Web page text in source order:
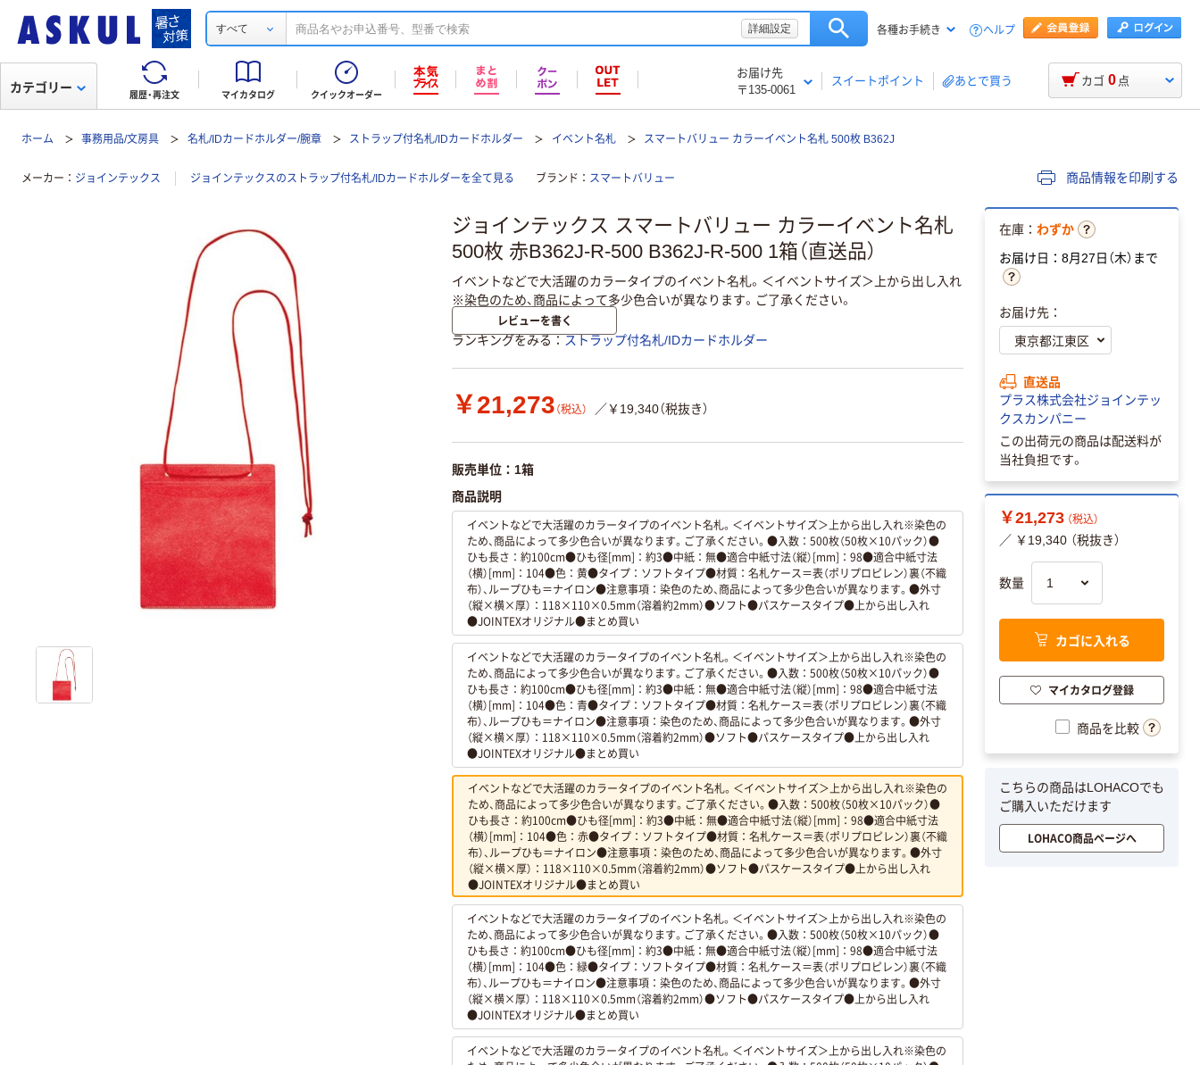
すべて 詳細設定 各種お手続き ヘルプ
履歴・再注文 マイカタログ クイックオーダー
お届け先
〒135-0061
スイートポイント あとで買う
カテゴリー カゴ 0 点
ホーム 事務用品/文房具 名札/IDカードホルダー/腕章 ストラップ付名札/IDカードホルダー イベント名札 スマートバリュー カラーイベント名札 500枚 B362J
メーカー ジョインテックス ジョインテックスのストラップ付名札/IDカードホルダーを全て見る ブランド スマートバリュー 商品情報を印刷する
ジョインテックス スマートバリュー カラーイベント名札
500枚 赤B362J-R-500 B362J-R-500 1箱（直送品）
イベントなどで大活躍のカラータイプのイベント名札。＜イベントサイズ＞上から出し入れ
※染色のため、商品によって多少色合いが異なります。ご了承ください。
レビューを書く
ランキングをみる ストラップ付名札/IDカードホルダー
￥21,273 （税込） ／￥19,340（税抜き）
販売単位：1箱
商品説明
イベントなどで大活躍のカラータイプのイベント名札。＜イベントサイズ＞上から出し入れ※染色の
ため、商品によって多少色合いが異なります。ご了承ください。●入数：500枚（50枚×10パック）●
ひも長さ：約100cm●ひも径[mm]：約3●中紙：無●適合中紙寸法（縦）[mm]：98●適合中紙寸法
（横）[mm]：104●色：黄●タイプ：ソフトタイプ●材質：名札ケース＝表（ポリプロピレン）裏（不織
布）、ループひも＝ナイロン●注意事項：染色のため、商品によって多少色合いが異なります。●外寸
（縦×横×厚）：118×110×0.5mm（溶着約2mm）●ソフト●パスケースタイプ●上から出し入れ
●JOINTEXオリジナル●まとめ買い
イベントなどで大活躍のカラータイプのイベント名札。＜イベントサイズ＞上から出し入れ※染色の
ため、商品によって多少色合いが異なります。ご了承ください。●入数：500枚（50枚×10パック）●
ひも長さ：約100cm●ひも径[mm]：約3●中紙：無●適合中紙寸法（縦）[mm]：98●適合中紙寸法
（横）[mm]：104●色：青●タイプ：ソフトタイプ●材質：名札ケース＝表（ポリプロピレン）裏（不織
布）、ループひも＝ナイロン●注意事項：染色のため、商品によって多少色合いが異なります。●外寸
（縦×横×厚）：118×110×0.5mm（溶着約2mm）●ソフト●パスケースタイプ●上から出し入れ
●JOINTEXオリジナル●まとめ買い
イベントなどで大活躍のカラータイプのイベント名札。＜イベントサイズ＞上から出し入れ※染色の
ため、商品によって多少色合いが異なります。ご了承ください。●入数：500枚（50枚×10パック）●
ひも長さ：約100cm●ひも径[mm]：約3●中紙：無●適合中紙寸法（縦）[mm]：98●適合中紙寸法
（横）[mm]：104●色：赤●タイプ：ソフトタイプ●材質：名札ケース＝表（ポリプロピレン）裏（不織
布）、ループひも＝ナイロン●注意事項：染色のため、商品によって多少色合いが異なります。●外寸
（縦×横×厚）：118×110×0.5mm（溶着約2mm）●ソフト●パスケースタイプ●上から出し入れ
●JOINTEXオリジナル●まとめ買い
イベントなどで大活躍のカラータイプのイベント名札。＜イベントサイズ＞上から出し入れ※染色の
ため、商品によって多少色合いが異なります。ご了承ください。●入数：500枚（50枚×10パック）●
ひも長さ：約100cm●ひも径[mm]：約3●中紙：無●適合中紙寸法（縦）[mm]：98●適合中紙寸法
（横）[mm]：104●色：緑●タイプ：ソフトタイプ●材質：名札ケース＝表（ポリプロピレン）裏（不織
布）、ループひも＝ナイロン●注意事項：染色のため、商品によって多少色合いが異なります。●外寸
（縦×横×厚）：118×110×0.5mm（溶着約2mm）●ソフト●パスケースタイプ●上から出し入れ
●JOINTEXオリジナル●まとめ買い
イベントなどで大活躍のカラータイプのイベント名札。＜イベントサイズ＞上から出し入れ※染色の
在庫： わずか
お届け日：8月27日（木）まで
お届け先：
直送品
プラス株式会社ジョインテッ
クスカンパニー
この出荷元の商品は配送料が
当社負担です。
￥21,273 （税込）
／ ￥19,340 （税抜き）
数量
カゴに入れる
マイカタログ登録
商品を比較
こちらの商品はLOHACOでも
ご購入いただけます
LOHACO商品ページへ